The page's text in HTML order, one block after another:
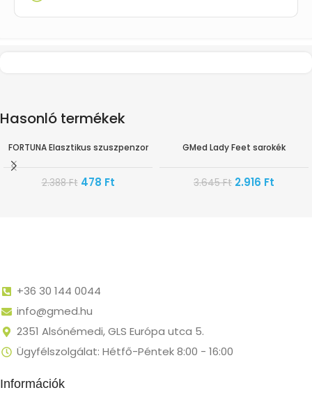
Hasonló termékek
FORTUNA Elasztikus szuszpenzor
2.388Ft 478 Ft
GMed Lady Feet sarokék
3.645Ft 2.916 Ft
+36 30 144 0044
info@gmed.hu
2351 Alsónémedi, GLS Európa utca 5.
Ügyfélszolgálat: Hétfő-Péntek 8:00 - 16:00
Információk